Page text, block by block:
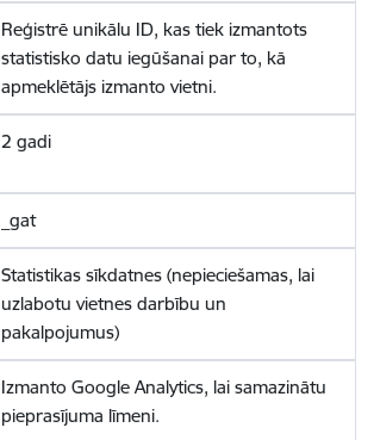
Reģistrē unikālu ID, kas tiek izmantots
statistisko datu iegūšanai par to, kā
apmeklētājs izmanto vietni.
2 gadi
_gat
Statistikas sīkdatnes (nepieciešamas, lai
uzlabotu vietnes darbību un
pakalpojumus)
Izmanto Google Analytics, lai samazinātu
pieprasījuma līmeni.